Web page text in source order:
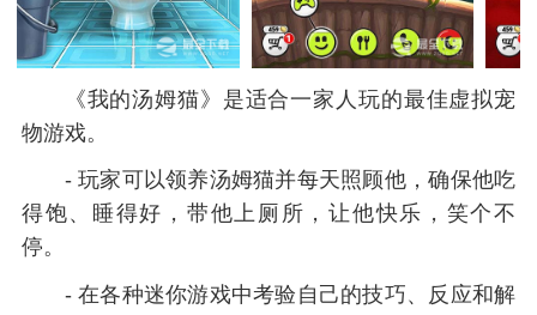
《我的汤姆猫》是适合一家人玩的最佳虚拟宠
物游戏。
- 玩家可以领养汤姆猫并每天照顾他，确保他吃
得饱、睡得好，带他上厕所，让他快乐，笑个不
停。
- 在各种迷你游戏中考验自己的技巧、反应和解